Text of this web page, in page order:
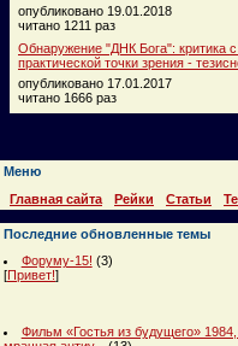
опубликовано 19.01.2018
читано 1211 раз
Обнаружение "ДНК Бога": критика
практической точки зрения -
опубликовано 17.01.2017
читано 1666 раз
Меню
Главная сайта
Рейки Статьи
Последние обновленные темы
Форуму-15! (3)
[Привет!]
Фильм «Гостья из будущего» 1984,